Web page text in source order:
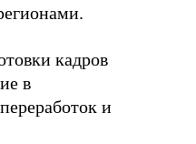
кадров
в
и